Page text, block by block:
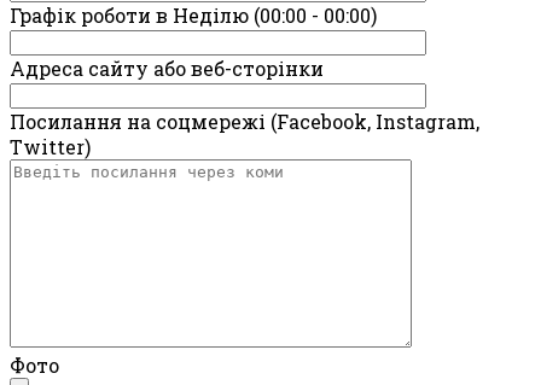
Графік роботи в Неділю (00:00 - 00:00)
Адреса сайту або веб-сторінки
Посилання на соцмережі (Facebook, Instagram,
Twitter)
Фото